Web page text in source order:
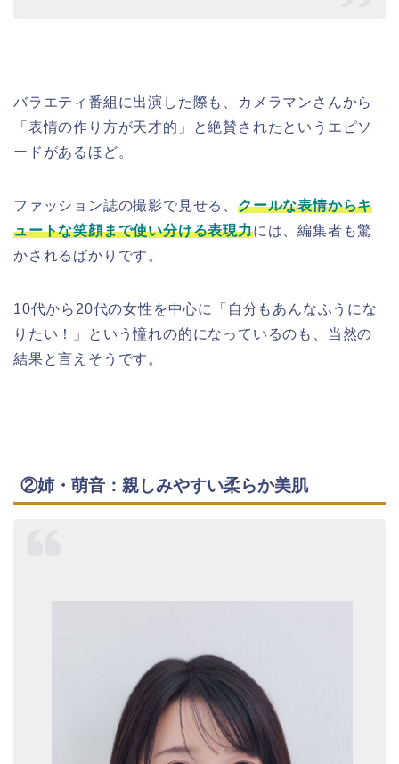
バラエティ番組に出演した際も、カメラマンさんから
「表情の作り方が天才的」と絶賛されたというエピソ
ードがあるほど。
ファッション誌の撮影で見せる、 クールな表情からキ
ュートな笑顔まで使い分ける表現力には、編集者も驚
かされるばかりです。
10代から20代の女性を中心に「自分もあんなふうにな
りたい！」という憧れの的になっているのも、当然の
結果と言えそうです。
②姉・萌音：親しみやすい柔らか美肌